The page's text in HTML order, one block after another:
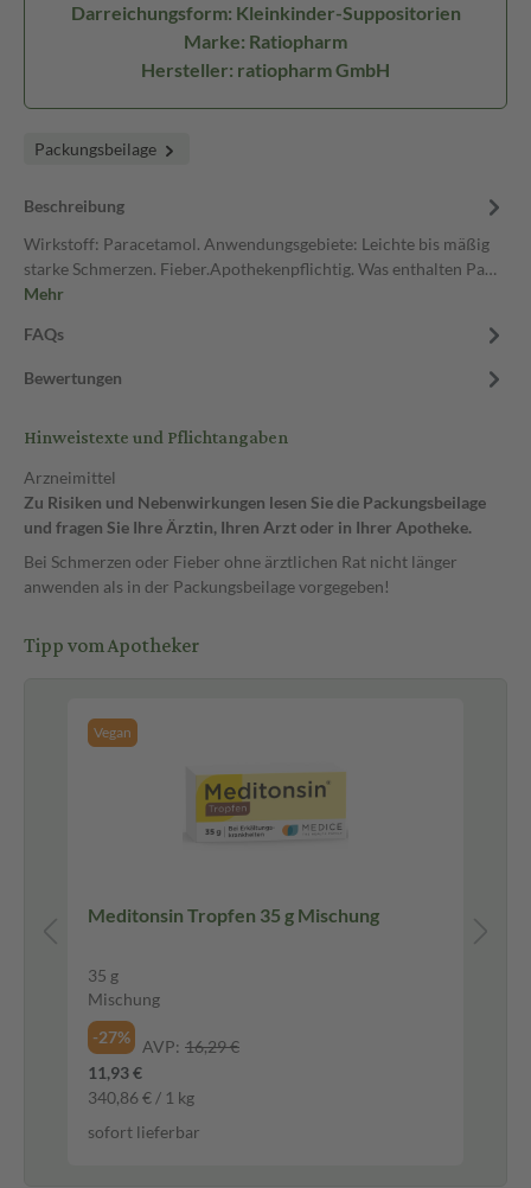
Darreichungsform: Kleinkinder-Suppositorien
Marke: Ratiopharm
Hersteller: ratiopharm GmbH
Packungsbeilage
Beschreibung
Wirkstoff: Paracetamol. Anwendungsgebiete: Leichte bis mäßig
starke Schmerzen. Fieber.Apothekenpflichtig. Was enthalten Pa…
Mehr
FAQs
Bewertungen
Hinweistexte und Pflichtangaben
Arzneimittel
Zu Risiken und Nebenwirkungen lesen Sie die Packungsbeilage
und fragen Sie Ihre Ärztin, Ihren Arzt oder in Ihrer Apotheke.
Bei Schmerzen oder Fieber ohne ärztlichen Rat nicht länger
anwenden als in der Packungsbeilage vorgegeben!
Tipp vom Apotheker
Vegan
Meditonsin Tropfen 35 g Mischung
35 g
Mischung
-27%
AVP: 16,29 €
11,93 €
340,86 € / 1 kg
sofort lieferbar